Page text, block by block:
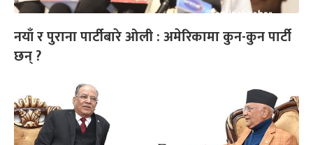
नयाँ र पुराना पार्टीबारे ओली : अमेरिकामा कुन-कुन पार्टी
छन् ?